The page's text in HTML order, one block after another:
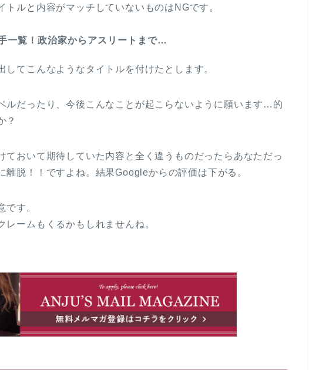
トルと内容がマッチしていないものはNGです。
一覧！政治家からアスリートまで…
してこんなようなタイトルを付けたとします。
ルだったり、今後こんなことが起こらないように願います…的
？
ておいて期待していた内容と全く違うものだったらあなただっ
離脱！！ですよね。結果Googleからの評価は下がる。
です。
レームもくるかもしれませんね。